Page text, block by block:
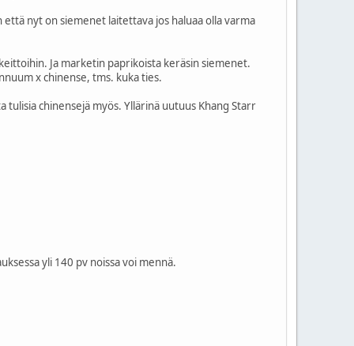
että nyt on siemenet laitettava jos haluaa olla varma
Ja marketin paprikoista keräsin siemenet.
x chinense, tms. kuka ties.
chinensejä myös. Yllärinä uutuus Khang Starr
yli 140 pv noissa voi mennä.